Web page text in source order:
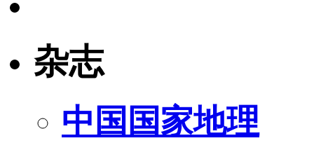
杂志
中国国家地理